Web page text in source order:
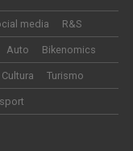
media R&S
Auto Bikenomics
Cultura Turismo